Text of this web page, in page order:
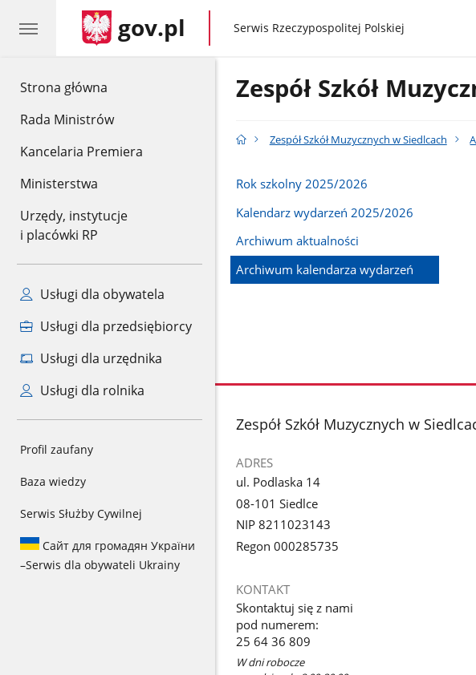
Strona główna
Rada Ministrów
Kancelaria Premiera
Ministerstwa
Urzędy, instytucje
i placówki RP
Usługi dla obywatela
Usługi dla przedsiębiorcy
Usługi dla urzędnika
Usługi dla rolnika
Profil zaufany
Baza wiedzy
Serwis Służby Cywilnej
Сайт для громадян України
–Serwis dla obywateli Ukrainy
gov.pl gov.pl
Serwis Rzeczypospolitej Polskiej
Zespół Szkół
Zespół Szkół Muzycznych w Siedlcach
Rok szkolny 2025/2026
Kalendarz wydarzeń 2025/2026
Archiwum aktualności
Archiwum kalendarza wydarzeń
stopka
Zespół Szkół Muzycznych w
ADRES
ul. Podlaska 14
08-101 Siedlce
NIP 8211023143
Regon 000285735
KONTAKT
Skontaktuj się z nami
pod numerem:
25 64 36 809
W dni robocze